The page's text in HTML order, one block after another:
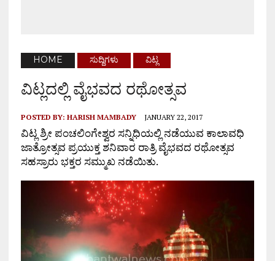
HOME ಸುದ್ದಿಗಳು ವಿಟ್ಲ
ವಿಟ್ಲದಲ್ಲಿ ವೈಭವದ ರಥೋತ್ಸವ
POSTED BY: HARISH MAMBADY JANUARY 22, 2017
ವಿಟ್ಲ ಶ್ರೀ ಪಂಚಲಿಂಗೇಶ್ವರ ಸನ್ನಿಧಿಯಲ್ಲಿ ನಡೆಯುವ ಕಾಲಾವಧಿ
ಜಾತ್ರೋತ್ಸವ ಪ್ರಯುಕ್ತ ಶನಿವಾರ ರಾತ್ರಿ ವೈಭವದ ರಥೋತ್ಸವ
ಸಹಸ್ರಾರು ಭಕ್ತರ ಸಮ್ಮುಖ ನಡೆಯಿತು.